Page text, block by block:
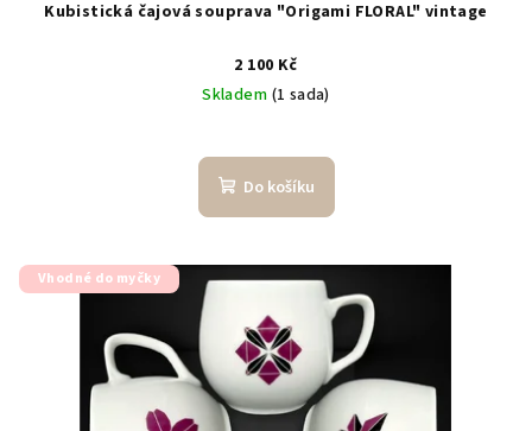
Kubistická čajová souprava "Origami FLORAL" vintage
2 100 Kč
Skladem (1 sada)
Do košíku
Vhodné do myčky